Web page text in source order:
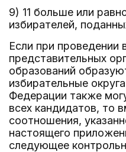
9) 11 больше или
избирателей,
Если при проведении
представительных
образований
избирательные
Федерации также
всех кандидатов, то
соотношения,
настоящего
следующее